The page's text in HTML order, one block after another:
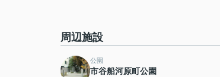
周辺施設
公園
市谷船河原町公園